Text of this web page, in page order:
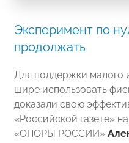
Эксперимент по
продолжать
Для поддержки малого
шире использовать
доказали свою
«Российской газете»
«ОПОРЫ РОССИИ»